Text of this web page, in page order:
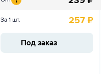
За 1 шт. 257 ₽
Под заказ